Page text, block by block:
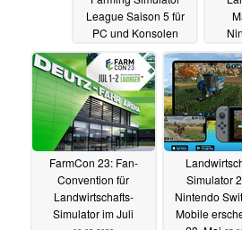
League Saison 5 für
PC und Konsolen
11.05.2023
FarmCon 23: Fan-
Convention für
Landwirtschafts-
Simulator im Juli
Simulator
Nintendo
Mobile